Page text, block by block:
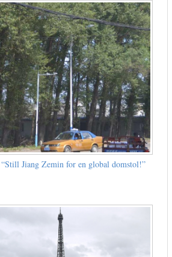
Jiang Zemin for en global domstol!”